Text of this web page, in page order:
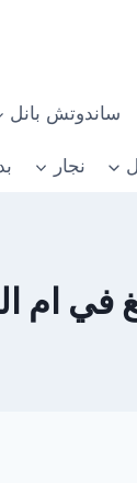
ساندوتش بانل
نجار
0582482610 –